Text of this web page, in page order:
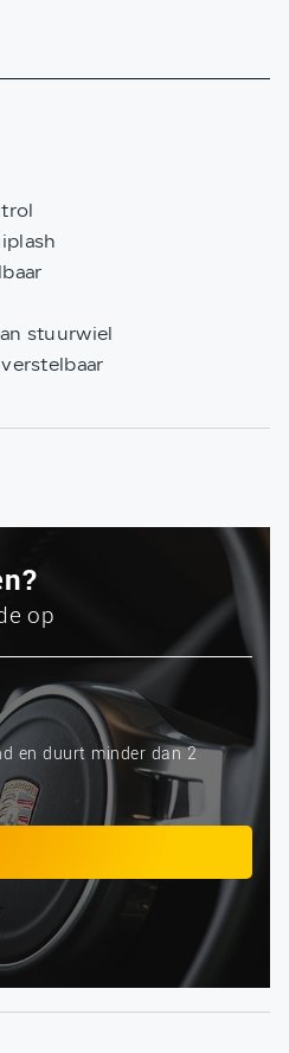
stuurwiel
op
en duurt minder dan 2